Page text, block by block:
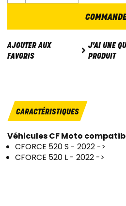
AJOUTER AUX
FAVORIS
J'AI UNE
PRODUIT
CARACTÉRISTIQUES
Véhicules CF Moto
CFORCE 520 S - 2022 ->
CFORCE 520 L - 2022 ->